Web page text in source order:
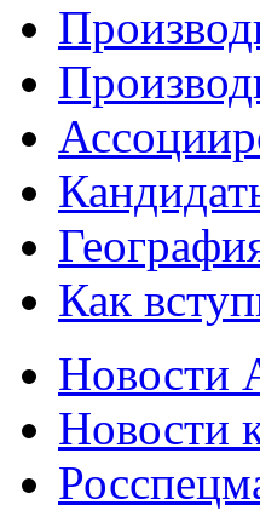
Как
Новости
Новости